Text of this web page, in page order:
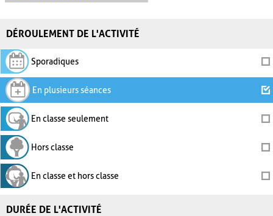
DÉROULEMENT DE L'ACTIVITÉ
Sporadiques
En plusieurs séances
En classe seulement
Hors classe
En classe et hors classe
DURÉE DE L'ACTIVITÉ